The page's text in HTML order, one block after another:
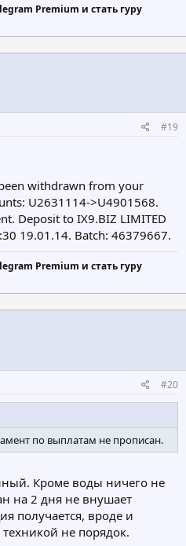
Premium и стать гуру
#19
withdrawn from your
U2631114->U4901568.
Deposit to IX9.BIZ LIMITED
19.01.14. Batch: 46379667.
Premium и стать гуру
#20
по выплатам не прописан.
Кроме воды ничего не
на 2 дня не внушает
получается, вроде и
не порядок.